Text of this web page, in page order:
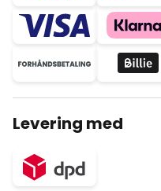
Levering med